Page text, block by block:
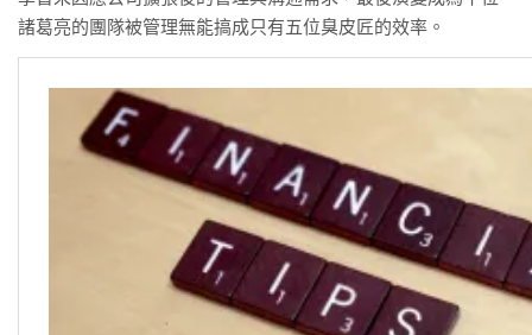
諸葛亮的團隊被管理無能搞成只有五位臭皮匠的效率。